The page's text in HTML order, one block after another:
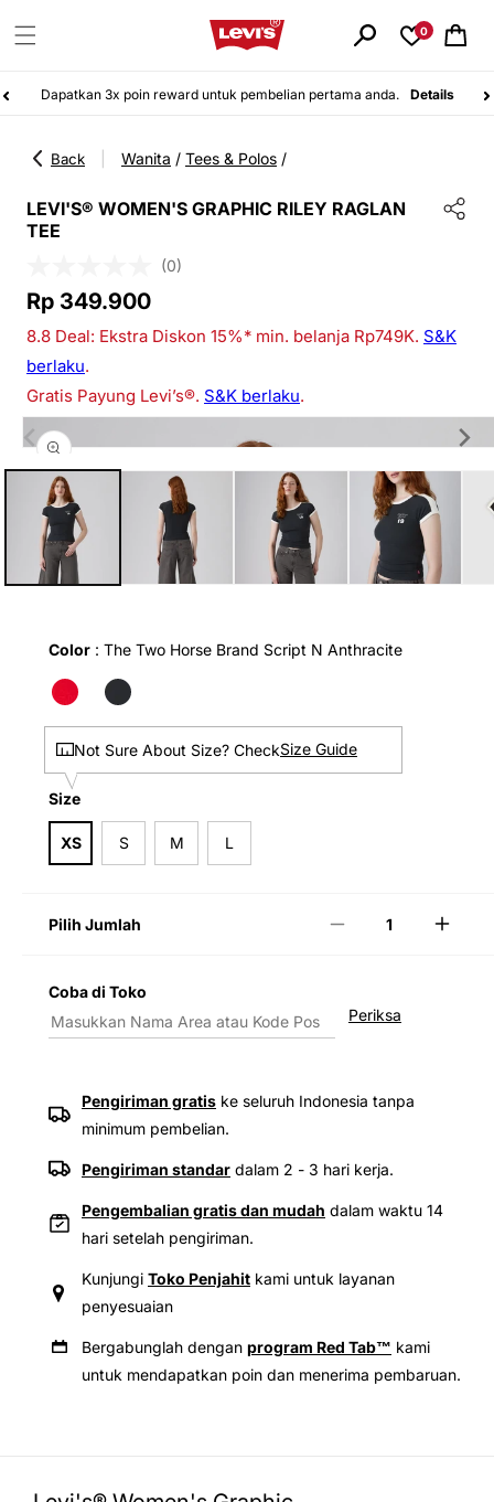
ke
konten
0
Keranjang
Dapatkan 3x poin reward untuk pembelian pertama anda. Details
Back Wanita / Tees & Polos /
LEVI'S® WOMEN'S GRAPHIC RILEY RAGLAN
TEE
(0)
Harga
reguler
Rp 349.900
8.8 Deal: Ekstra Diskon 15%* min. belanja Rp749K. S&K
berlaku.
Gratis Payung Levi’s®. S&K berlaku.
Langsung
ke
informasi
produk
Buka
media
modal
Color : The Two Horse Brand Script N AnthraciteColor
Not Sure About Size? CheckSize Guide
Size
Size
XS
S M L
Pilih Jumlah
Kurangi
Women&#39;s
Raglan
Coba di Toko
Periksa
Pengiriman gratis ke seluruh Indonesia tanpa
minimum pembelian.
Pengiriman standar dalam 2 - 3 hari kerja.
Pengembalian gratis dan mudah dalam waktu 14
hari setelah pengiriman.
Kunjungi Toko Penjahit kami untuk layanan
penyesuaian
Bergabunglah dengan program Red Tab™ kami
untuk mendapatkan poin dan menerima pembaruan.